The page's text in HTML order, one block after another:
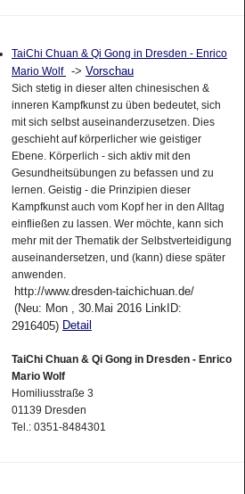
TaiChi Chuan & Qi Gong in Dresden - Enrico
Mario Wolf -> Vorschau
Sich stetig in dieser alten chinesischen &
inneren Kampfkunst zu üben bedeutet, sich
mit sich selbst auseinanderzusetzen. Dies
geschieht auf körperlicher wie geistiger
Ebene. Körperlich - sich aktiv mit den
Gesundheitsübungen zu befassen und zu
lernen. Geistig - die Prinzipien dieser
Kampfkunst auch vom Kopf her in den Alltag
einfließen zu lassen. Wer möchte, kann sich
mehr mit der Thematik der Selbstverteidigung
auseinandersetzen, und (kann) diese später
anwenden.
http://www.dresden-taichichuan.de/
(Neu: Mon , 30.Mai 2016 LinkID:
2916405) Detail
TaiChi Chuan & Qi Gong in Dresden - Enrico
Mario Wolf
Homiliusstraße 3
01139 Dresden
Tel.: 0351-8484301